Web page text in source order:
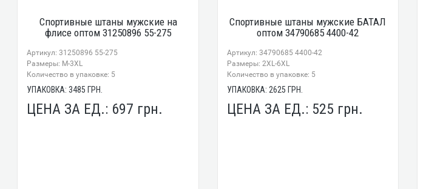
Спортивные штаны мужские на
флисе оптом 31250896 55-275
Артикул: 31250896 55-275
Размеры: М-3XL
Количество в упаковке: 5
УПАКОВКА:3485 ГРН.
ЦЕНА ЗА ЕД.: 697 грн.
Спортивные штаны мужские БАТАЛ
оптом 34790685 4400-42
Артикул: 34790685 4400-42
Размеры: 2XL-6XL
Количество в упаковке: 5
УПАКОВКА: 2625 ГРН.
ЦЕНА ЗА ЕД.: 525 грн.